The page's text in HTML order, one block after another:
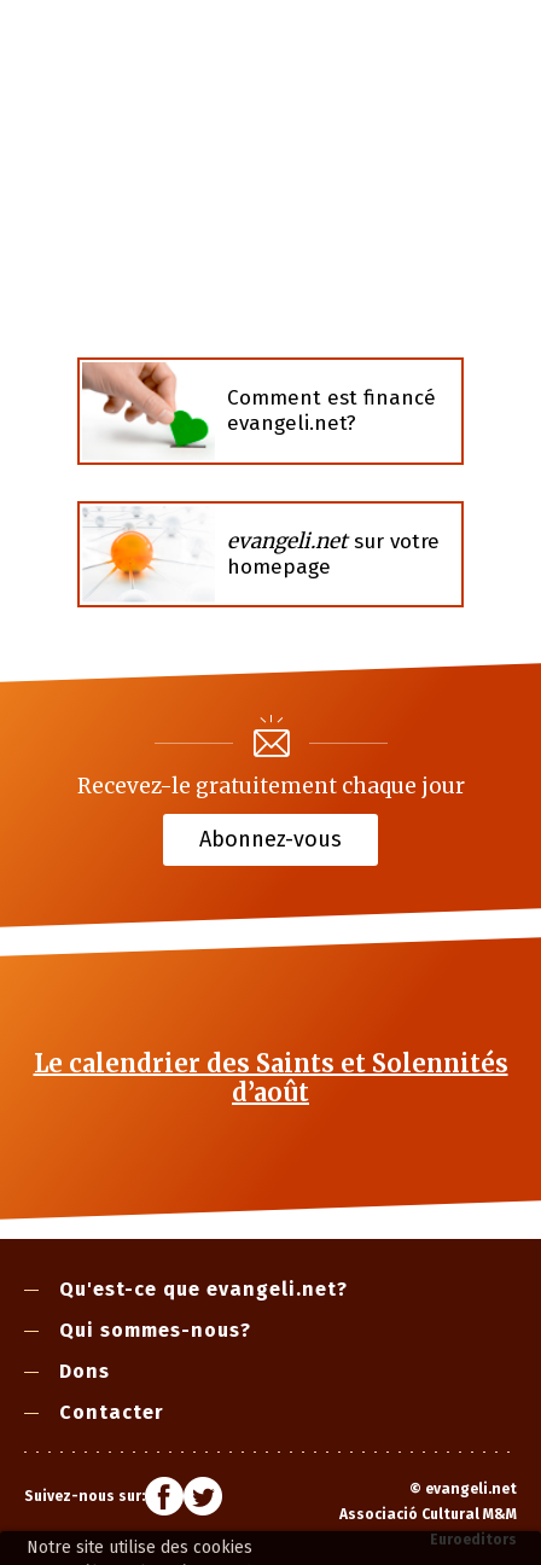
Notre site utilise des cookies
Comment est financé
evangeli.net?
evangeli.netsur votre
homepage
Recevez-le gratuitement chaque jour
Abonnez-vous
Le calendrier des Saints et Solennités
d’août
Qu'est-ce que evangeli.net?
Qui sommes-nous?
Dons
Contacter
Suivez-nous sur: © evangeli.net
Associació Cultural M&M
Euroeditors